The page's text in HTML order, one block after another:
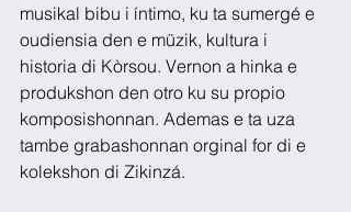
musikal bibu i íntimo, ku ta sumergé e
oudiensia den e müzik, kultura i
historia di Kòrsou. Vernon a hinka e
produkshon den otro ku su propio
komposishonnan. Ademas e ta uza
tambe grabashonnan orginal for di e
kolekshon di Zikinzá.